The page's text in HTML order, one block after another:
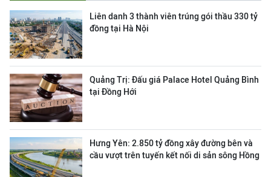
Liên danh 3 thành viên trúng gói thầu 330 tỷ
đồng tại Hà Nội
Quảng Trị: Đấu giá Palace Hotel Quảng Bình
tại Đồng Hới
Hưng Yên: 2.850 tỷ đồng xây đường bên và
cầu vượt trên tuyến kết nối di sản sông Hồng